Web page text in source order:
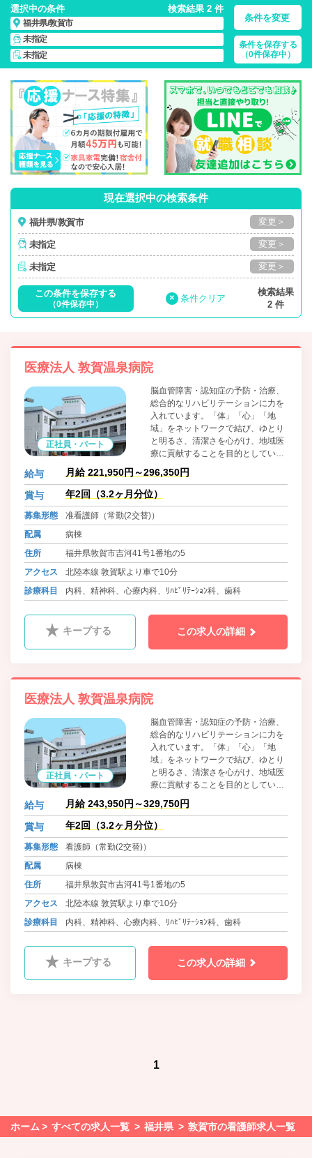
選択中の条件 検索結果 2 件
福井県/敦賀市
未指定
未指定
条件を変更
条件を保存する
（0件保存中）
福井県/敦賀市/正社員・パート・応援ナース・派遣の 看護師求
人・派遣・転職・募集一覧
現在選択中の検索条件
福井県/敦賀市 変更＞
未指定 変更＞
未指定 変更＞
この条件を保存する
（0件保存中）
× 条件クリア
検索結果
2 件
医療法人 敦賀温泉病院
正社員・パート
脳血管障害・認知症の予防・治療、
総合的なリハビリテーションに力を
入れています。「体」「心」「地
域」をネットワークで結び、ゆとり
と明るさ、清潔さを心がけ、地域医
療に貢献することを目的としていま
給与 月給 221,950円～296,350円
賞与 年2回（3.2ヶ月分位）
募集形態
准看護師（常勤(2交替)）
配属
病棟
住所
福井県敦賀市吉河41号1番地の5
アクセス
北陸本線 敦賀駅より車で10分
診療科目
内科、精神科、心療内科、ﾘﾊﾋﾞﾘﾃｰｼｮﾝ科、歯科
キープする この求人の詳細
医療法人 敦賀温泉病院
正社員・パート
脳血管障害・認知症の予防・治療、
総合的なリハビリテーションに力を
入れています。「体」「心」「地
域」をネットワークで結び、ゆとり
と明るさ、清潔さを心がけ、地域医
療に貢献することを目的としていま
給与 月給 243,950円～329,750円
賞与 年2回（3.2ヶ月分位）
募集形態
看護師（常勤(2交替)）
配属
病棟
住所
福井県敦賀市吉河41号1番地の5
アクセス
北陸本線 敦賀駅より車で10分
診療科目
内科、精神科、心療内科、ﾘﾊﾋﾞﾘﾃｰｼｮﾝ科、歯科
キープする この求人の詳細
1
ホーム すべての求人一覧 福井県 敦賀市の看護師求人一覧